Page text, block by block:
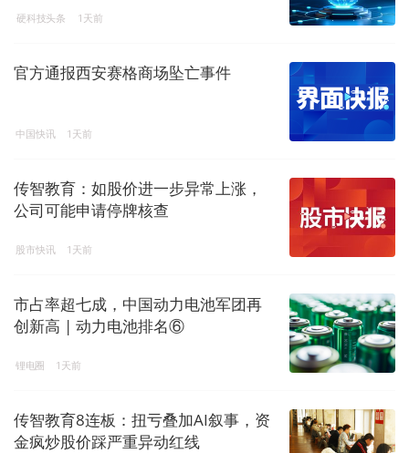
硬科技头条 1天前
官方通报西安赛格商场坠亡事件
中国快讯 1天前
传智教育：如股价进一步异常上涨，
公司可能申请停牌核查
股市快讯 1天前
市占率超七成，中国动力电池军团再
创新高 | 动力电池排名⑥
锂电圈 1天前
传智教育8连板：扭亏叠加AI叙事，资
金疯炒股价踩严重异动红线